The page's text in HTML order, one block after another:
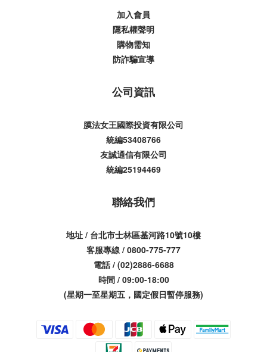
加入會員
隱私權聲明
購物需知
防詐騙宣導
公司資訊
膜法女王國際投資有限公司
統編53408766
友誠通信有限公司
統編25194469
聯絡我們
地址 / 台北市士林區基河路10號10樓
客服專線 / 0800-775-777
電話 / (02)2886-6688
時間 / 09:00-18:00
(星期一至星期五，國定假日暫停服務)